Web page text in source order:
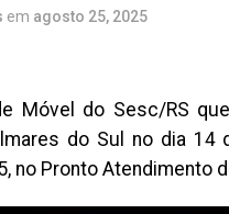
em agosto 25, 2025
Móvel do Sesc/RS
do Sul no dia
no Pronto Atendimento